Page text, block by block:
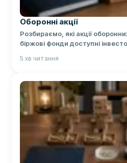
Оборонні акції
Розбираємо, які акції
біржові фонди доступні
5 хв читання